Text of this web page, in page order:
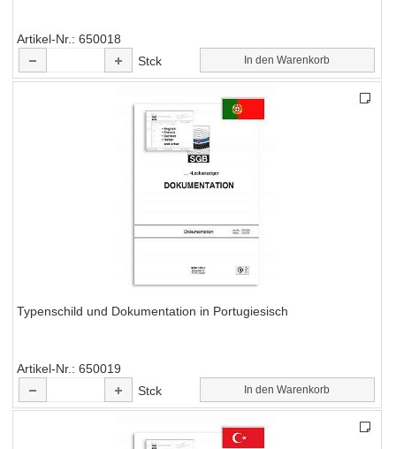
Artikel-Nr. 650018
Stck
In den Warenkorb
Typenschild und Dokumentation in Portugiesisch
Artikel-Nr.
650019
Stck
In den Warenkorb